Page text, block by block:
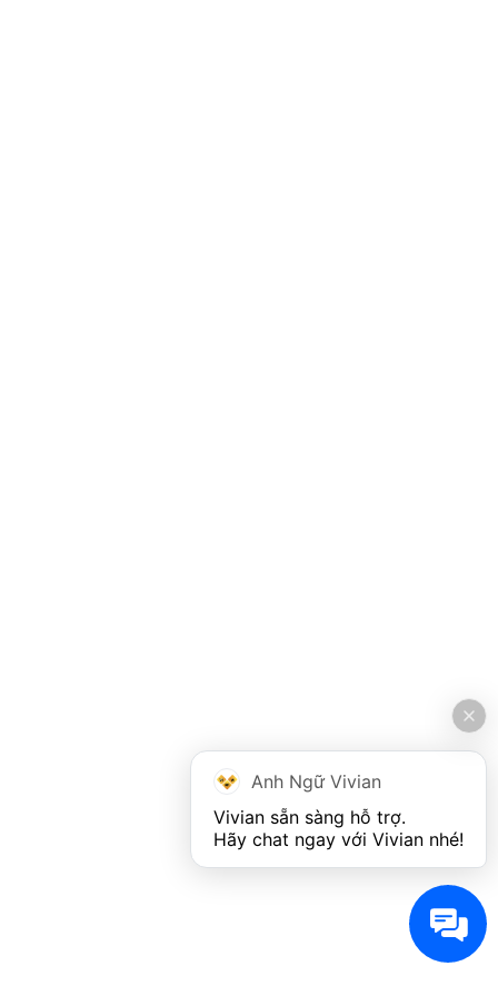
Anh Ngữ Vivian
Vivian sẵn sàng hỗ trợ.
Hãy chat ngay với Vivian nhé!